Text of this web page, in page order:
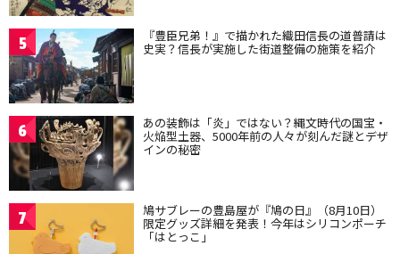
5 『豊臣兄弟！』で描かれた織田信長の道普請は
史実？信長が実施した街道整備の施策を紹介
6 あの装飾は「炎」ではない？縄文時代の国宝・
火焔型土器、5000年前の人々が刻んだ謎とデザ
インの秘密
7 鳩サブレーの豊島屋が『鳩の日』（8月10日）
限定グッズ詳細を発表！今年はシリコンポーチ
「はとっこ」